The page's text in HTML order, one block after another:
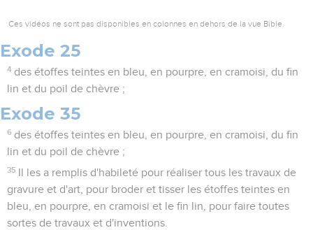
Ces vidéos ne sont pas disponibles en colonnes en dehors de la vue Bible.
Exode 25
4 des étoffes teintes en bleu, en pourpre, en cramoisi, du fin
lin et du poil de chèvre ;
Exode 35
6 des étoffes teintes en bleu, en pourpre, en cramoisi, du fin
lin et du poil de chèvre ;
35
Il les a remplis d'habileté pour réaliser tous les travaux de
gravure et d'art, pour broder et tisser les étoffes teintes en
bleu, en pourpre, en cramoisi et le fin lin, pour faire toutes
sortes de travaux et d'inventions.